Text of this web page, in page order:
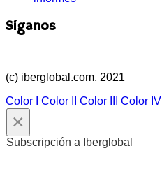
Síganos
(c) iberglobal.com, 2021
Color I
Color II Color III Color IV
×
Subscripción a Iberglobal